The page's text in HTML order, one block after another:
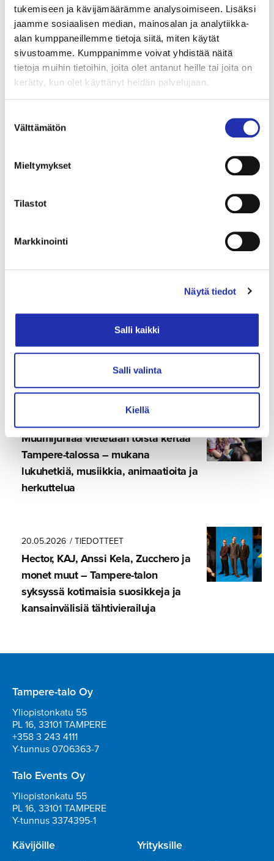
tukemiseen ja kävijämäärämme analysoimiseen. Lisäksi
jaamme sosiaalisen median, mainosalan ja analytiikka-
alan kumppaneillemme tietoja siitä, miten käytät
sivustoamme. Kumppanimme voivat yhdistää näitä
tietoja muihin tietoihin, joita olet antanut heille tai joita on
kerätty, kun olet käyttänyt heidän palvelujaan.
valinta
Välttämätön
Mieltymykset
Tilastot
Markkinointi
Näytä tiedot
Salli kaikki
Salli valinta
Kiellä
pääsemme työskentelemään Arin kaltaisen
kokeneen tekijän kanssa, ja kehittämään
toimintaamme sekä kansainvälisen että kotimaisen
populaarikulttuurin tapahtumakentässä”, Tampere-
talo-konsernin liiketoimintajohtaja Suvi
Leinonen kertoo.
Puistokon­ser­tissa soivat oopperakir­
jal­li­suuden helmet – Tampere
Filharmonian johdossa Matthew
Halls ja solistina Tuomas Katajala
Muumijuhlaa vietetään toista kertaa
Tampere-ta­lossa – mukana
lukuhetkiä, musiikkia, animaatioita ja
herkuttelua
20.05.2026 / TIEDOTTEET
Hector, KAJ, Anssi Kela, Zucchero ja
monet muut – Tampere-talon
syksyssä kotimaisia suosikkeja ja
kansainvä­lisiä tähtivie­railuja
Tampere-talo Oy
Yliopistonkatu 55
PL 16, 33101 TAMPERE
+358 3 243 4111
Y-tunnus 0706363-7
Talo Events Oy
Yliopistonkatu 55
PL 16, 33101 TAMPERE
Y-tunnus 3374395-1
Kävijöille Yrityksille